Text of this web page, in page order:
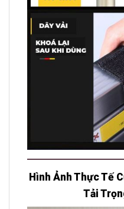
Hình Ảnh Thực Tế
Tải